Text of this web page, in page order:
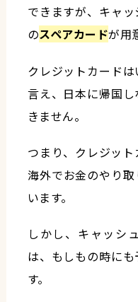
できますが、キャ
のスペアカードが用
クレジットカード
言え、日本に帰国
きません。
つまり、クレジット
海外でお金のやり
います。
しかし、キャッシ
は、もしもの時に
す。